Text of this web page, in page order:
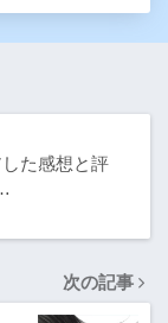
た感想と評
次の記事